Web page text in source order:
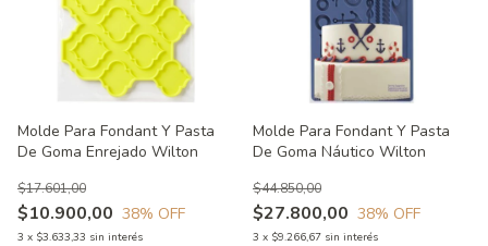
Molde Para Fondant Y Pasta
De Goma Enrejado Wilton
$10.900,00
$17.601,00
38% OFF
3 x $3.633,33 sin interés
Molde Para Fondant Y Pasta
De Goma Náutico Wilton
$27.800,00
$44.850,00
38% OFF
3 x $9.266,67 sin interés